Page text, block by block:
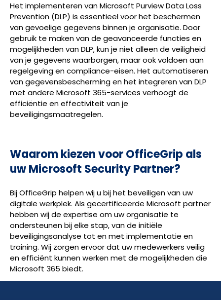
Het implementeren van Microsoft Purview Data Loss
Prevention (DLP) is essentieel voor het beschermen
van gevoelige gegevens binnen je organisatie. Door
gebruik te maken van de geavanceerde functies en
mogelijkheden van DLP, kun je niet alleen de veiligheid
van je gegevens waarborgen, maar ook voldoen aan
regelgeving en compliance-eisen. Het automatiseren
van gegevensbescherming en het integreren van DLP
met andere Microsoft 365-services verhoogt de
efficiëntie en effectiviteit van je
beveiligingsmaatregelen.
Waarom kiezen voor OfficeGrip als
uw Microsoft Security Partner?
Bij OfficeGrip helpen wij u bij het beveiligen van uw
digitale werkplek. Als gecertificeerde Microsoft partner
hebben wij de expertise om uw organisatie te
ondersteunen bij elke stap, van de initiële
beveiligingsanalyse tot en met implementatie en
training. Wij zorgen ervoor dat uw medewerkers veilig
en efficiënt kunnen werken met de mogelijkheden die
Microsoft 365 biedt.